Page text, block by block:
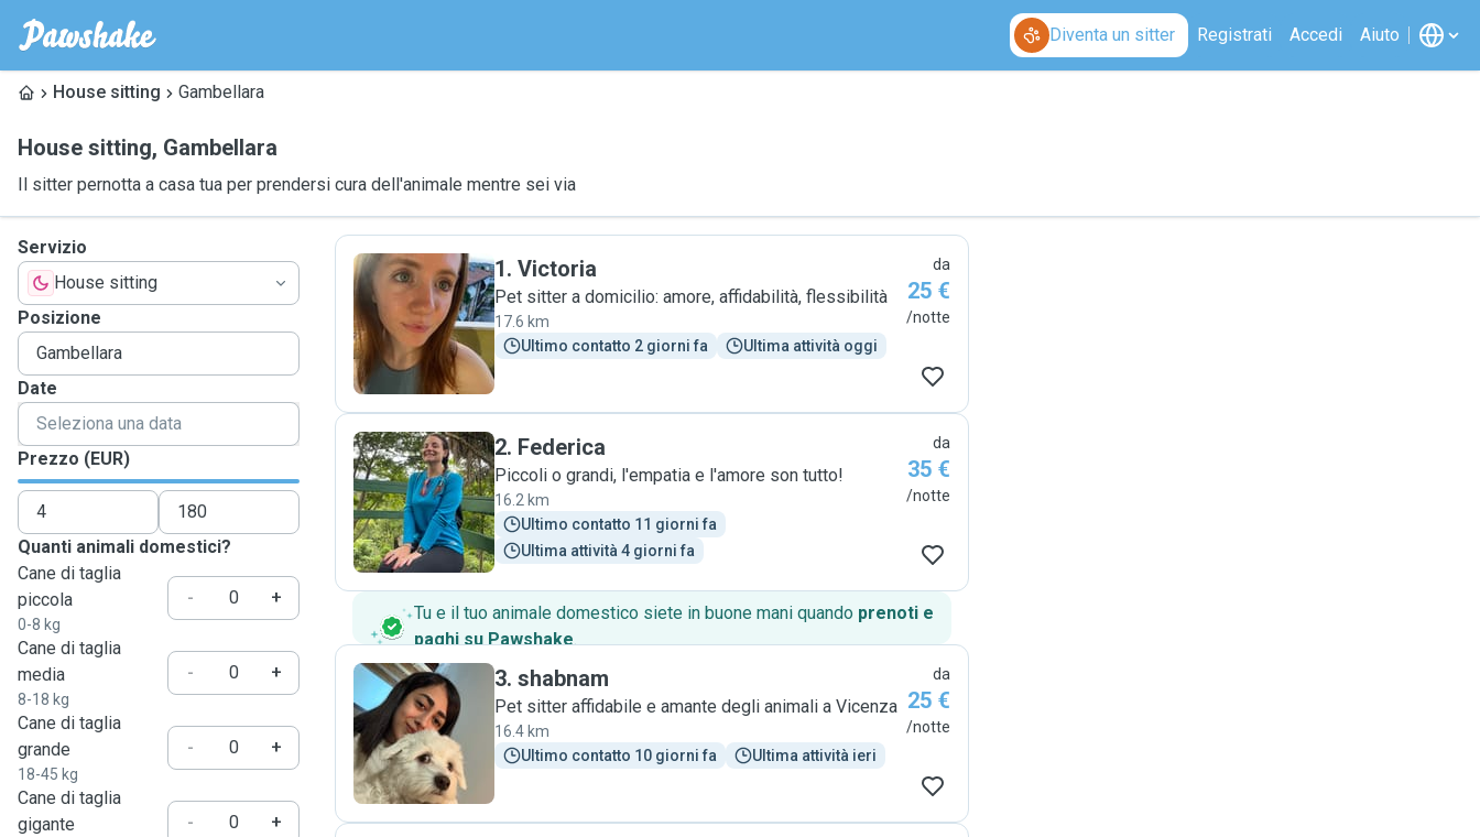
Diventa un sitter Registrati Accedi Aiuto
House sitting Gambellara
House sitting, Gambellara
Il sitter pernotta a casa tua per prendersi cura dell'animale mentre sei via
Servizio
House sitting
Posizione
Date
Prezzo (EUR)
Quanti animali domestici?
Cane di taglia
piccola
0-8 kg
- +
Cane di taglia
media
8-18 kg
- +
Cane di taglia
grande
18-45 kg
- +
Cane di taglia
gigante
- +
V
1. Victoria
Pet sitter a domicilio: amore, affidabilità, flessibilità
17.6 km
Ultimo contatto 2 giorni fa
Ultima attività oggi
da
25 €
/notte
F
2. Federica
Piccoli o grandi, l'empatia e l'amore son tutto!
16.2 km
Ultimo contatto 11 giorni fa
Ultima attività 4 giorni fa
da
35 €
/notte
Tu e il tuo animale domestico siete in buone mani quando prenoti e
paghi su Pawshake.
S
3. shabnam
Pet sitter affidabile e amante degli animali a Vicenza
16.4 km
Ultimo contatto 10 giorni fa
Ultima attività ieri
da
25 €
/notte